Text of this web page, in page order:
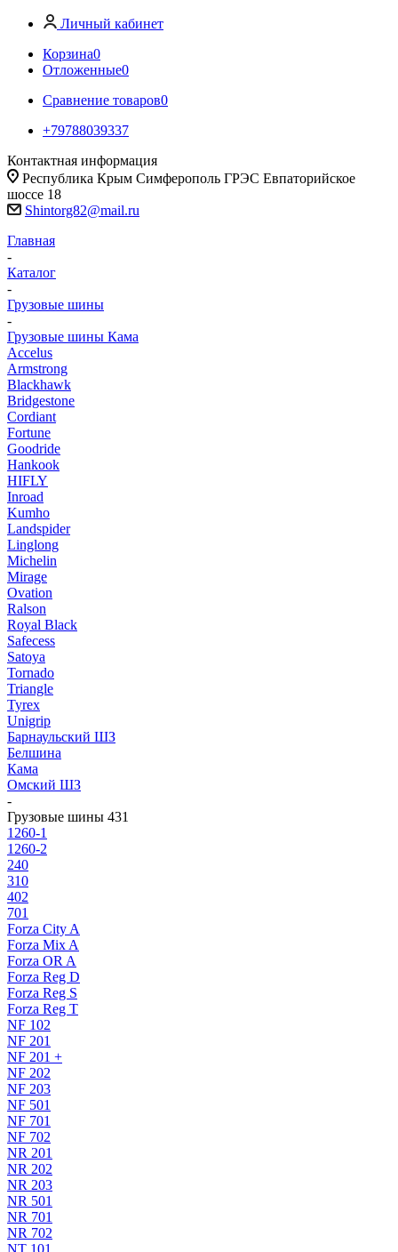
Личный кабинет
Корзина0
Отложенные0
Сравнение товаров0
+79788039337
Контактная информация
Республика Крым Симферополь ГРЭС Евпаторийское
шоссе 18
Shintorg82@mail.ru
Главная
-
Каталог
-
Грузовые шины
-
Грузовые шины Кама
Accelus
Armstrong
Blackhawk
Bridgestone
Cordiant
Fortune
Goodride
Hankook
HIFLY
Inroad
Kumho
Landspider
Linglong
Michelin
Mirage
Ovation
Ralson
Royal Black
Safecess
Satoya
Tornado
Triangle
Tyrex
Unigrip
Барнаульский ШЗ
Белшина
Кама
Омский ШЗ
-
Грузовые шины 431
1260-1
1260-2
240
310
402
701
Forza City A
Forza Mix A
Forza OR A
Forza Reg D
Forza Reg S
Forza Reg T
NF 102
NF 201
NF 201 +
NF 202
NF 203
NF 501
NF 701
NF 702
NR 201
NR 202
NR 203
NR 501
NR 701
NR 702
NT 101